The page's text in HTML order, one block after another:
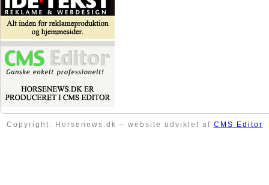
Copyright: Horsenews.dk – website udviklet af CMS Editor